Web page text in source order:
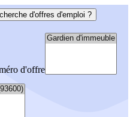
d'offres d'emploi ?
d'offre